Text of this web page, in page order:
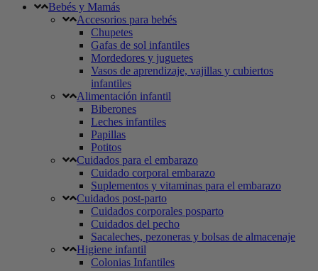
Bebés y Mamás
Accesorios para bebés
Chupetes
Gafas de sol infantiles
Mordedores y juguetes
Vasos de aprendizaje, vajillas y cubiertos
infantiles
Alimentación infantil
Biberones
Leches infantiles
Papillas
Potitos
Cuidados para el embarazo
Cuidado corporal embarazo
Suplementos y vitaminas para el embarazo
Cuidados post-parto
Cuidados corporales posparto
Cuidados del pecho
Sacaleches, pezoneras y bolsas de almacenaje
Higiene infantil
Colonias Infantiles